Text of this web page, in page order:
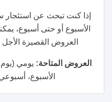
إذا كنت تبحث عن استئجار
الأسبوع أو حتى أسبوع،
العروض القصيرة
العروض المتاحة:
الأسبوع، أسبوعي (من 1- 3